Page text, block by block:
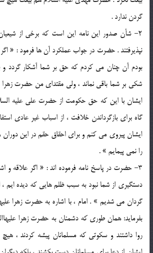
گردن ندارد .
2- شأن صدور اين نامه اين است که برخي از
نپذيرفتند . حضرت در جواب عملکرد آن ها فرمود : «
بودم آن چنان مي کردم که حق بر شما آشکار گردد
شکي بر شما باقي نماند ، ولي مقتداي من حضرت زهرا
ايشان با اين که حق حکومت از حضرت علي عليه
گاه براي بازگرداندن خلافت ، از اسباب غير عادي
ايشان پيروي مي کنم و براي احقاق حقم در اين دوران
را نمي پيمايم » .
3- حضرت در پاسخ نامه فرموده اند : « اگر علاقه و
دستگيري از شما نبود به سبب ظلم هايي که ديده ايم
گردان مي شديم » . امام ، با اشاره به حضرت زهرا
بفرمايد: همان طوري که دشمنان به حضرت زهرا
روا داشتند و سکوتي که مسلمانان پيشه کردند ،